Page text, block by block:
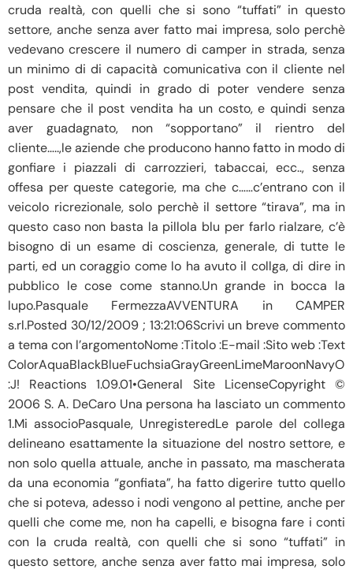
cruda realtà, con quelli che si sono “tuffati” in questo
settore, anche senza aver fatto mai impresa, solo perchè
vedevano crescere il numero di camper in strada, senza
un minimo di di capacità comunicativa con il cliente nel
post vendita, quindi in grado di poter vendere senza
pensare che il post vendita ha un costo, e quindi senza
aver guadagnato, non “sopportano” il rientro del
cliente…..,le aziende che producono hanno fatto in modo di
gonfiare i piazzali di carrozzieri, tabaccai, ecc.., senza
offesa per queste categorie, ma che c……c’entrano con il
veicolo ricrezionale, solo perchè il settore “tirava”, ma in
questo caso non basta la pillola blu per farlo rialzare, c’è
bisogno di un esame di coscienza, generale, di tutte le
parti, ed un coraggio come lo ha avuto il collga, di dire in
pubblico le cose come stanno.Un grande in bocca la
lupo.Pasquale FermezzaAVVENTURA in CAMPER
s.rl.Posted 30/12/2009 ; 13:21:06Scrivi un breve commento
a tema con l’argomentoNome :Titolo :E-mail :Sito web :Text
:J! Reactions 1.09.01•General Site LicenseCopyright ©
2006 S. A. DeCaro Una persona ha lasciato un commento
1.Mi associoPasquale, UnregisteredLe parole del collega
delineano esattamente la situazione del nostro settore, e
non solo quella attuale, anche in passato, ma mascherata
da una economia “gonfiata”, ha fatto digerire tutto quello
che si poteva, adesso i nodi vengono al pettine, anche per
quelli che come me, non ha capelli, e bisogna fare i conti
con la cruda realtà, con quelli che si sono “tuffati” in
questo settore, anche senza aver fatto mai impresa, solo